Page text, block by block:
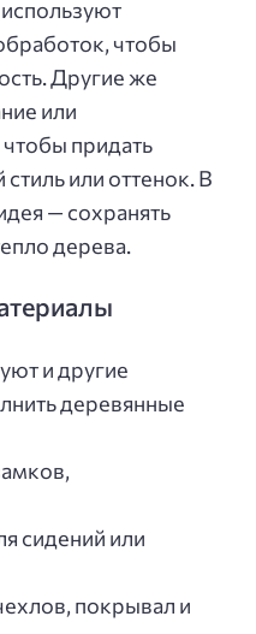
чтобы
Другие же
или
придать
или оттенок. В
— сохранять
дерева.
и другие
деревянные
сидений или
покрывал и